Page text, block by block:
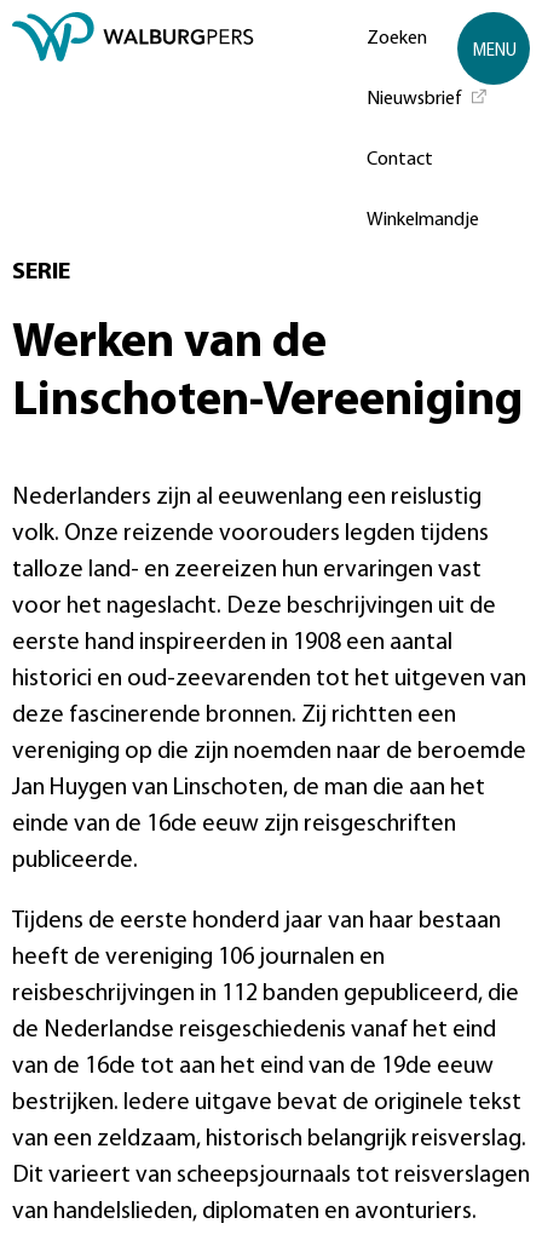
Zoeken
Nieuwsbrief
Contact
Winkelmandje
MENU
SERIE
Werken van de
Linschoten-Vereeniging
Nederlanders zijn al eeuwenlang een reislustig
volk. Onze reizende voorouders legden tijdens
talloze land- en zeereizen hun ervaringen vast
voor het nageslacht. Deze beschrijvingen uit de
eerste hand inspireerden in 1908 een aantal
historici en oud-zeevarenden tot het uitgeven van
deze fascinerende bronnen. Zij richtten een
vereniging op die zijn noemden naar de beroemde
Jan Huygen van Linschoten, de man die aan het
einde van de 16de eeuw zijn reisgeschriften
publiceerde.
Tijdens de eerste honderd jaar van haar bestaan
heeft de vereniging 106 journalen en
reisbeschrijvingen in 112 banden gepubliceerd, die
de Nederlandse reisgeschiedenis vanaf het eind
van de 16de tot aan het eind van de 19de eeuw
bestrijken. Iedere uitgave bevat de originele tekst
van een zeldzaam, historisch belangrijk reisverslag.
Dit varieert van scheepsjournaals tot reisverslagen
van handelslieden, diplomaten en avonturiers.